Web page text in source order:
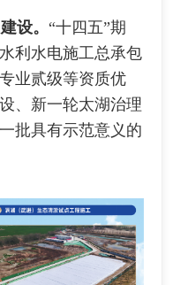
设。 “十四五”期
利水电施工总承包
业贰级等资质优
、新一轮太湖治理
批具有示范意义的